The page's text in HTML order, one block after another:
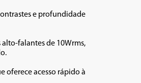
e profundidade
falantes de 10Wrms,